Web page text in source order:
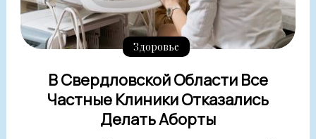
Здоровье
В Свердловской Области Все
Частные Клиники Отказались
Делать Аборты